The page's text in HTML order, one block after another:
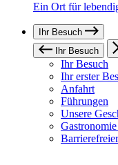
Ein Ort für
Ihr Besuch
Ihr Besuch
Ihr Besuch
Ihr erster
Anfahrt
Führungen
Unsere